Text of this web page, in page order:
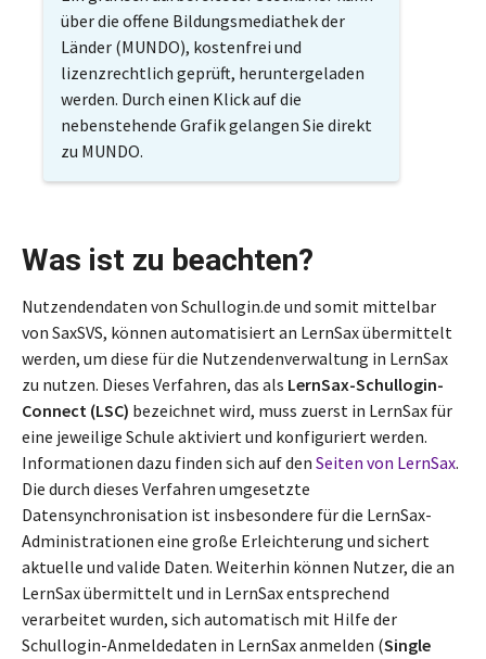
über die offene Bildungsmediathek der
Länder (MUNDO), kostenfrei und
lizenzrechtlich geprüft, heruntergeladen
werden. Durch einen Klick auf die
nebenstehende Grafik gelangen Sie direkt
zu MUNDO.
Was ist zu beachten?
Nutzendendaten von Schullogin.de und somit mittelbar
von SaxSVS, können automatisiert an LernSax übermittelt
werden, um diese für die Nutzendenverwaltung in LernSax
zu nutzen. Dieses Verfahren, das als LernSax-Schullogin-
Connect (LSC) bezeichnet wird, muss zuerst in LernSax für
eine jeweilige Schule aktiviert und konfiguriert werden.
Informationen dazu finden sich auf den Seiten von LernSax.
Die durch dieses Verfahren umgesetzte
Datensynchronisation ist insbesondere für die LernSax-
Administrationen eine große Erleichterung und sichert
aktuelle und valide Daten. Weiterhin können Nutzer, die an
LernSax übermittelt und in LernSax entsprechend
verarbeitet wurden, sich automatisch mit Hilfe der
Schullogin-Anmeldedaten in LernSax anmelden (Single